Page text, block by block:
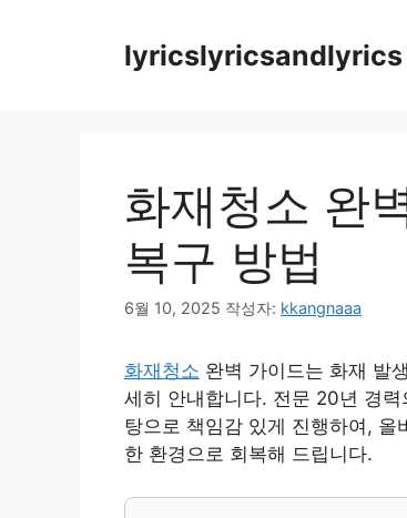
lyricslyricsandlyrics
화재청소 완
복구 방법
6월 10, 2025 작성자: kkangnaaa
화재청소 완벽 가이드는 화재 발
세히 안내합니다. 전문 20년 경
탕으로 책임감 있게 진행하여,
한 환경으로 회복해 드립니다.